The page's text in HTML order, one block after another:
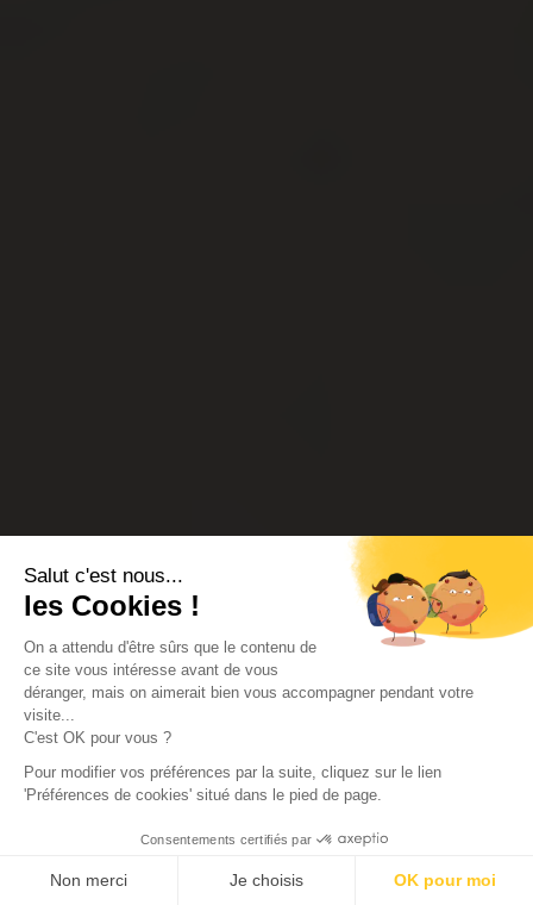
Salut c'est nous...
les Cookies !
On a attendu d'être sûrs que le contenu de
ce site vous intéresse avant de vous
déranger, mais on aimerait bien vous accompagner pendant votre
visite...
C'est OK pour vous ?
Pour modifier vos préférences par la suite, cliquez sur le lien
'Préférences de cookies' situé dans le pied de page.
Consentements certifiés par
Non merci Je choisis OK pour moi